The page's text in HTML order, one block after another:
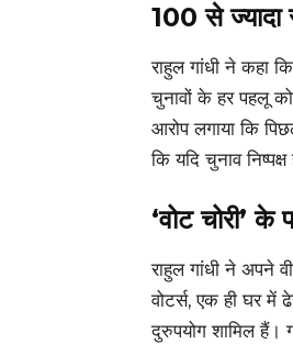
100 से ज्यादा
राहुल गांधी ने कहा
चुनावों के हर पहलू
आरोप लगाया कि
कि यदि चुनाव
‘वोट चोरी’ के
राहुल गांधी ने अपने
वोटर्स, एक ही घर में
दुरुपयोग शामिल हैं।